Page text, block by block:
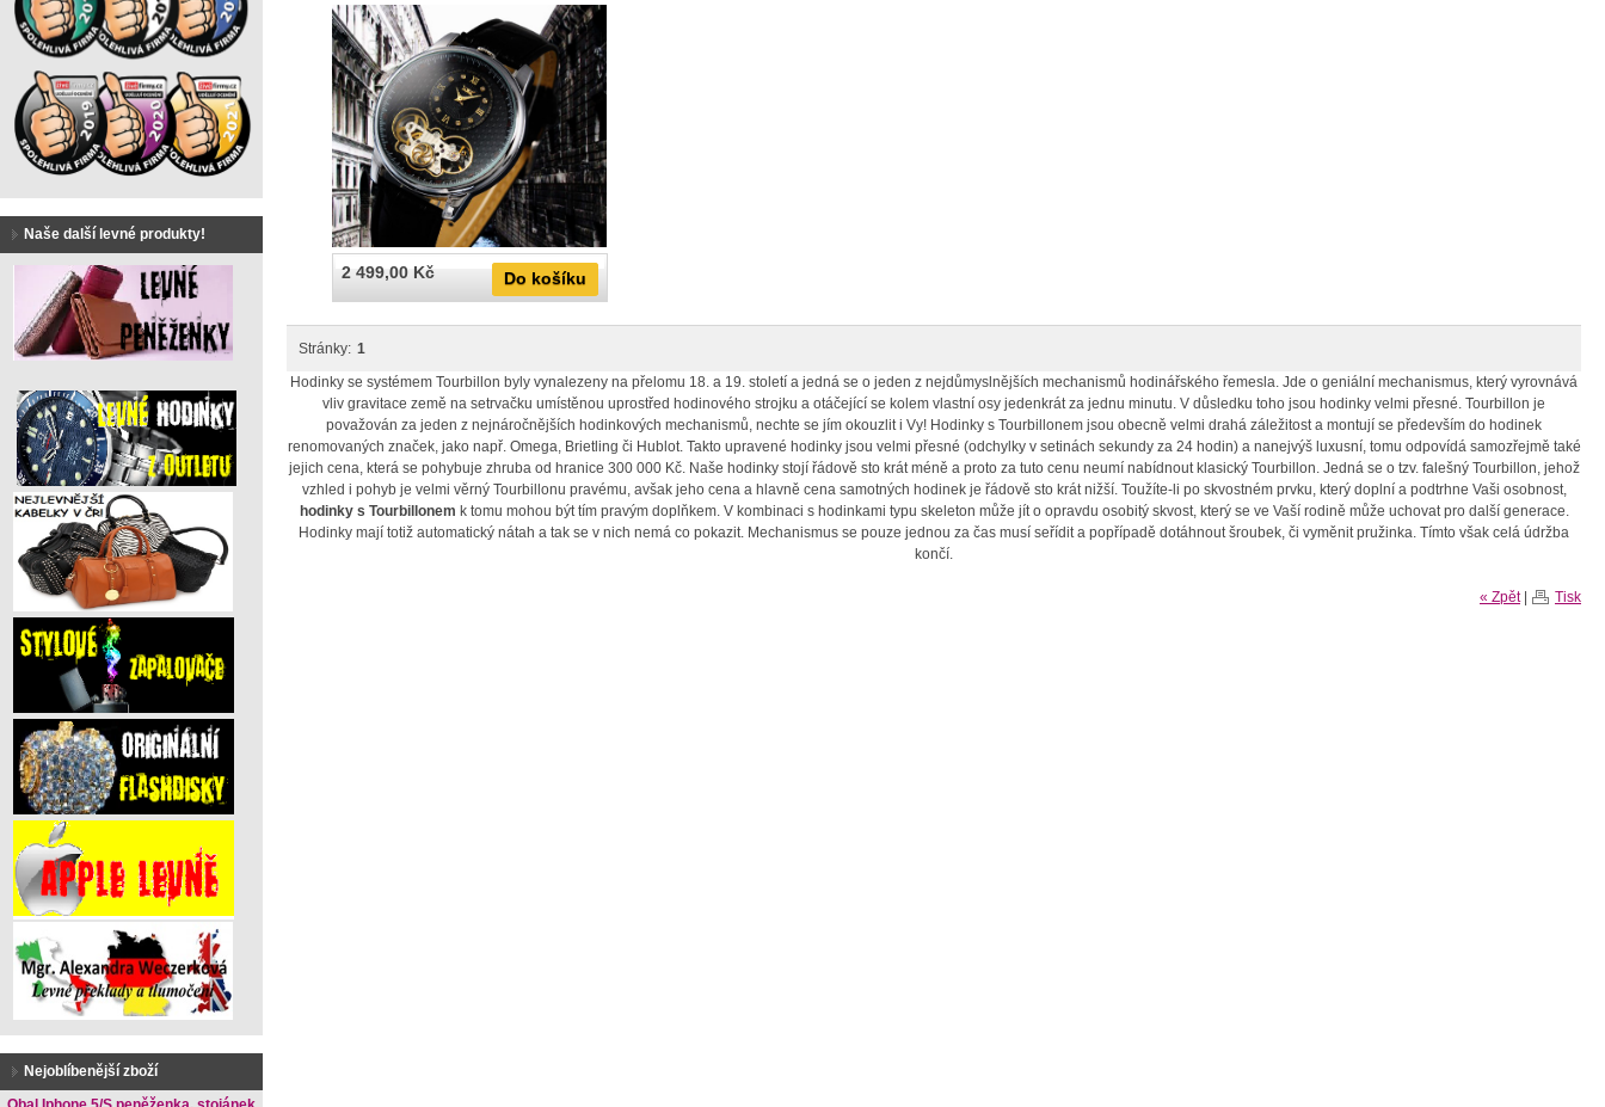
2 499,00 Kč Do košíku
Stránky: 1
Hodinky se systémem Tourbillon byly vynalezeny na přelomu 18. a 19. století a jedná se o jeden z nejdůmyslnějších mechanismů hodinářského řemesla. Jde o geniální mechanismus, který vyrovnává
vliv gravitace země na setrvačku umístěnou uprostřed hodinového strojku a otáčející se kolem vlastní osy jedenkrát za jednu minutu. V důsledku toho jsou hodinky velmi přesné. Tourbillon je
považován za jeden z nejnáročnějších hodinkových mechanismů, nechte se jím okouzlit i Vy! Hodinky s Tourbillonem jsou obecně velmi drahá záležitost a montují se především do hodinek
renomovaných značek, jako např. Omega, Brietling či Hublot. Takto upravené hodinky jsou velmi přesné (odchylky v setinách sekundy za 24 hodin) a nanejvýš luxusní, tomu odpovídá samozřejmě také
jejich cena, která se pohybuje zhruba od hranice 300 000 Kč. Naše hodinky stojí řádově sto krát méně a proto za tuto cenu neumí nabídnout klasický Tourbillon. Jedná se o tzv. falešný Tourbillon, jehož
vzhled i pohyb je velmi věrný Tourbillonu pravému, avšak jeho cena a hlavně cena samotných hodinek je řádově sto krát nižší. Toužíte-li po skvostném prvku, který doplní a podtrhne Vaši osobnost,
hodinky s Tourbillonem k tomu mohou být tím pravým doplňkem. V kombinaci s hodinkami typu skeleton může jít o opravdu osobitý skvost, který se ve Vaší rodině může uchovat pro další generace.
Hodinky mají totiž automatický nátah a tak se v nich nemá co pokazit. Mechanismus se pouze jednou za čas musí seřídit a popřípadě dotáhnout šroubek, či vyměnit pružinka. Tímto však celá údržba
končí.
« Zpět| Tisk
Naše další levné produkty!
Nejoblíbenější zboží